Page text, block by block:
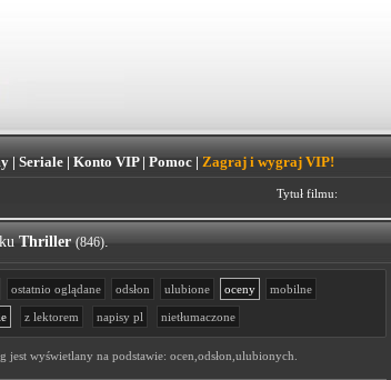
| Seriale| Konto VIP| Pomoc| Zagraj i wygraj VIP!
Tytuł filmu:
Thriller (846).
ostatnio oglądane odsłon ulubione oceny mobilne
z lektorem napisy pl nietłumaczone
jest wyświetlany na podstawie: ocen,odsłon,ulubionych.